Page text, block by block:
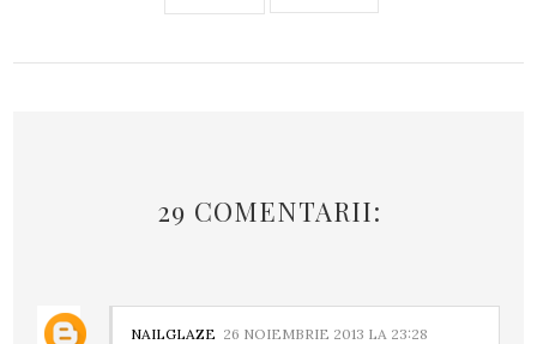
29 COMENTARII:
NAILGLAZE 26 NOIEMBRIE 2013 LA 23:28